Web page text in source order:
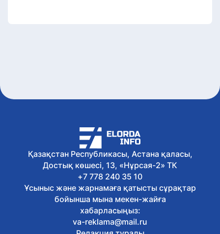
Қазақстан Республикасы, Астана қаласы,
Достық көшесі, 13, «Нұрсая-2» ТК
+7 778 240 35 10
Ұсыныс және жарнамаға қатысты сұрақтар
бойынша мына мекен-жайға
хабарласыңыз:
va-reklama@mail.ru